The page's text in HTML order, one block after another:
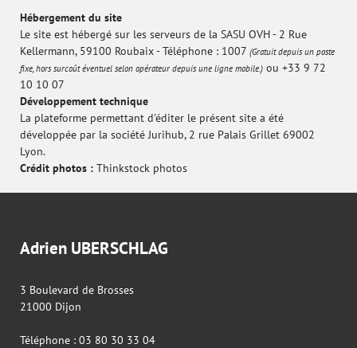
Hébergement du site
Le site est hébergé sur les serveurs de la SASU OVH - 2 Rue
Kellermann, 59100 Roubaix - Téléphone : 1007 (Gratuit depuis un poste
fixe, hors surcoût éventuel selon opérateur depuis une ligne mobile.) ou +33 9 72
10 10 07
Développement technique
La plateforme permettant d'éditer le présent site a été
développée par la société Jurihub, 2 rue Palais Grillet 69002
Lyon.
Crédit photos : Thinkstock photos
Adrien UBERSCHLAG
3 Boulevard de Brosses
21000 Dijon
Téléphone : 03 80 30 33 04